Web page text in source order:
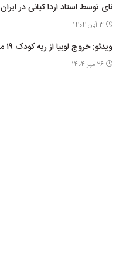
نای توسط استاد اردا کیانی در ایران
3 آبان 1404
ویدئو: خروج لوبیا از ریه کودک ۱۹ ماهه
26 مهر 1404